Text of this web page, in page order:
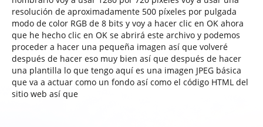
resolución de aproximadamente 500 píxeles por pulgada
modo de color RGB de 8 bits y voy a hacer clic en OK ahora
que he hecho clic en OK se abrirá este archivo y podemos
proceder a hacer una pequeña imagen así que volveré
después de hacer eso muy bien así que después de hacer
una plantilla lo que tengo aquí es una imagen JPEG básica
que va a actuar como un fondo así como el código HTML del
sitio web así que